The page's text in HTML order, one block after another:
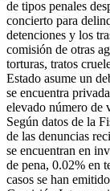
de tipos penales
concierto para
detenciones y los
comisión de otras
torturas, tratos
Estado asume un
se encuentra
elevado número de
Según datos de la
de las denuncias
se encuentran en
de pena, 0.02% en
casos se han